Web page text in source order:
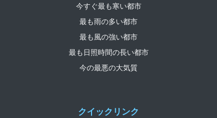
クイックリンク
今すぐ最も寒い都市
最も雨の多い都市
最も風の強い都市
最も日照時間の長い都市
今の最悪の大気質